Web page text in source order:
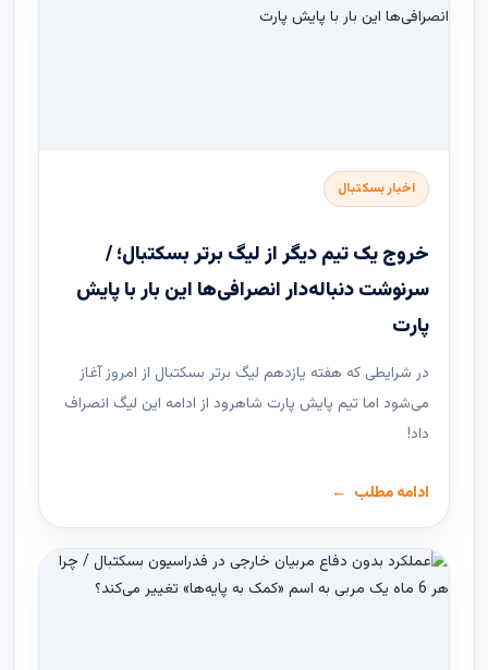
اخبار بسکتبال
خروج یک تیم دیگر از لیگ برتر بسکتبال؛ /
سرنوشت دنباله‌دار انصرافی‌ها این بار با پایش
پارت
در شرایطی که هفته یازدهم لیگ ‌برتر بسکتبال از امروز آغاز
می‌شود اما تیم پایش پارت شاهرود از ادامه این لیگ انصراف
داد!
ادامه مطلب